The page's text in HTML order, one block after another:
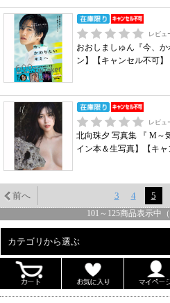
レビュ
おおしましゅん『今、
ン】【キャンセル不可】
レビュ
北向珠夕 写真集 『 M～
イン本＆生写真】【キャ
前へ 3 4 5
101 ～ 125商品表示中
カテゴリから選ぶ
ALL
男性写真集